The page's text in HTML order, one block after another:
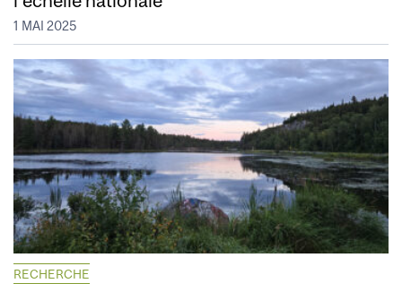
1 MAI 2025
RECHERCHE